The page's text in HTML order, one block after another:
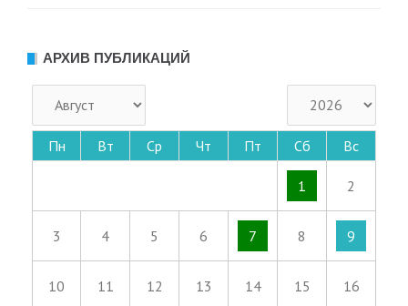
АРХИВ ПУБЛИКАЦИЙ
Пн Вт Ср Чт Пт Сб Вс
1 2
3 4 5 6 7 8 9
10 11 12 13 14 15 16